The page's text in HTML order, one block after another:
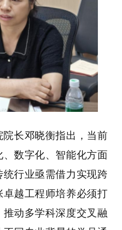
院长邓晓衡指出，当前
数字化、智能化方面
行业亟需借力实现跨
越工程师培养必须打
动多学科深度交叉融